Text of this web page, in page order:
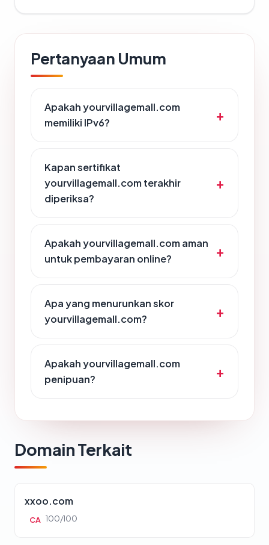
Pertanyaan Umum
Apakah yourvillagemall.com
memiliki IPv6?
Kapan sertifikat
yourvillagemall.com terakhir
diperiksa?
Apakah yourvillagemall.com aman
untuk pembayaran online?
Apa yang menurunkan skor
yourvillagemall.com?
Apakah yourvillagemall.com
penipuan?
Domain Terkait
xxoo.com
CA 100/100